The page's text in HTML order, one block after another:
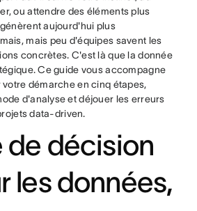
ou attendre des éléments plus
aujourd'hui plus
mais peu d'équipes savent les
concrètes. C'est là que la donnée
Ce guide vous accompagne
votre démarche en cinq étapes,
d'analyse et déjouer les erreurs
data-driven.
de décision
les données,